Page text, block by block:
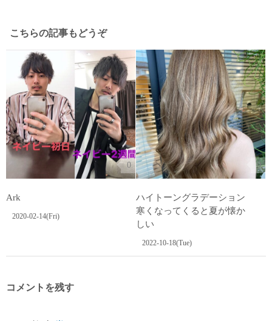
こちらの記事もどうぞ
0
Ark
2020-02-14(Fri)
0
ハイトーングラデーション
寒くなってくると夏が懐か
しい
2022-10-18(Tue)
コメントを残す